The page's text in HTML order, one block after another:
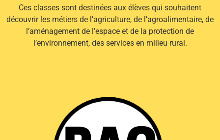
Ces classes sont destinées aux élèves qui souhaitent
découvrir les métiers de l’agriculture, de l’agroalimentaire, de
l’aménagement de l’espace et de la protection de
l’environnement, des services en milieu rural.